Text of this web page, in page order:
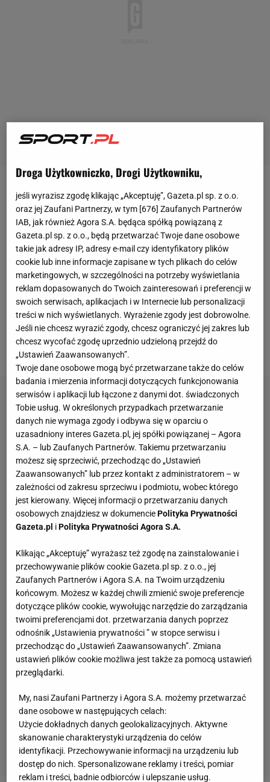
Walka Mike'a Tyson z Jakiem Paulembyć może nie
powaliła na kolana sympatyków boksu, ale z
pewnością okazała się wielkim komercyjnym
sukcesem. Pojedynek na żywo w hali w Arlington w
Teksasie obejrzało ponad 70 tys. ludzi.Z kolei
Netflix, który prowadził transmisję gali,
poinformował, że zgromadziła ona przed ekranami
ok. 60 mln gospodarstw domowych na całym
świecie.Organizatorzy nie mogą więc na co
narzekać, podobnie jak obaj bohaterowie pojedynku.
Droga Użytkowniczko, Drogi Użytkowniku,
jeśli wyrazisz zgodę klikając „Akceptuję”, Gazeta.pl sp. z o.o.
oraz jej Zaufani Partnerzy, w tym [676] Zaufanych Partnerów
IAB, jak również Agora S.A. będąca spółką powiązaną z
Gazeta.pl sp. z o.o., będą przetwarzać Twoje dane osobowe
takie jak adresy IP, adresy e-mail czy identyfikatory plików
cookie lub inne informacje zapisane w tych plikach do celów
marketingowych, w szczególności na potrzeby wyświetlania
reklam dopasowanych do Twoich zainteresowań i preferencji w
swoich serwisach, aplikacjach i w Internecie lub personalizacji
treści w nich wyświetlanych. Wyrażenie zgody jest dobrowolne.
Jeśli nie chcesz wyrazić zgody, chcesz ograniczyć jej zakres lub
chcesz wycofać zgodę uprzednio udzieloną przejdź do
„Ustawień Zaawansowanych”.
Twoje dane osobowe mogą być przetwarzane także do celów
badania i mierzenia informacji dotyczących funkcjonowania
serwisów i aplikacji lub łączone z danymi dot. świadczonych
Tobie usług. W określonych przypadkach przetwarzanie
danych nie wymaga zgody i odbywa się w oparciu o
uzasadniony interes Gazeta.pl, jej spółki powiązanej – Agora
S.A. – lub Zaufanych Partnerów. Takiemu przetwarzaniu
możesz się sprzeciwić, przechodząc do „Ustawień
Zaawansowanych” lub przez kontakt z administratorem – w
zależności od zakresu sprzeciwu i podmiotu, wobec którego
jest kierowany. Więcej informacji o przetwarzaniu danych
osobowych znajdziesz w dokumenciePolityka Prywatności
Gazeta.pl iPolityka Prywatności Agora S.A.
Klikając „Akceptuję” wyrażasz też zgodę na zainstalowanie i
przechowywanie plików cookie Gazeta.pl sp. z o.o., jej
Zaufanych Partnerów i Agora S.A. na Twoim urządzeniu
końcowym. Możesz w każdej chwili zmienić swoje preferencje
dotyczące plików cookie, wywołując narzędzie do zarządzania
twoimi preferencjami dot. przetwarzania danych poprzez
odnośnik „Ustawienia prywatności ” w stopce serwisu i
przechodząc do „Ustawień Zaawansowanych”. Zmiana
ustawień plików cookie możliwa jest także za pomocą ustawień
przeglądarki.
My, nasi Zaufani Partnerzy i Agora S.A. możemy przetwarzać
dane osobowe w następujących celach:
Użycie dokładnych danych geolokalizacyjnych. Aktywne
skanowanie charakterystyki urządzenia do celów
identyfikacji. Przechowywanie informacji na urządzeniu lub
dostęp do nich. Spersonalizowane reklamy i treści, pomiar
reklam i treści, badnie odbiorców i ulepszanie usług.